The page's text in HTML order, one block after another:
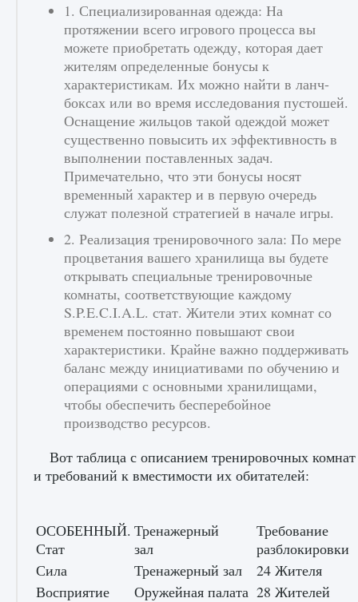
Как разблокировать чертеж счастливого
оружия в MW3 и Warzone
9 августа 2024
Все новые функции Ultimate Team в EA FC
9 августа 2024 1 297 0 0
Как включить чат в Fortnite
1 335
1. Специализированная одежда: На
протяжении всего игрового процесса вы
можете приобретать одежду, которая дает
жителям определенные бонусы к
характеристикам. Их можно найти в ланч-
боксах или во время исследования пустошей.
Оснащение жильцов такой одеждой может
существенно повысить их эффективность в
выполнении поставленных задач.
Примечательно, что эти бонусы носят
временный характер и в первую очередь
служат полезной стратегией в начале игры.
2. Реализация тренировочного зала: По мере
процветания вашего хранилища вы будете
открывать специальные тренировочные
комнаты, соответствующие каждому
S.P.E.C.I.A.L. стат. Жители этих комнат со
временем постоянно повышают свои
характеристики. Крайне важно поддерживать
баланс между инициативами по обучению и
операциями с основными хранилищами,
чтобы обеспечить бесперебойное
производство ресурсов.
Вот таблица с описанием тренировочных комнат
и требований к вместимости их обитателей:
ОСОБЕННЫЙ.
Стат
Тренажерный
зал
Требование
разблокировки
Сила
Тренажерный зал
24 Жителя
Восприятие
Оружейная палата 28 Жителей